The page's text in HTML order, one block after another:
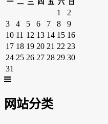
一 二 三 四 五 六 日
1
2
3
4 5 6 7 8
9
10 11 12 13 14 15 16
17 18 19 20 21 22 23
24 25 26 27 28 29 30
31
网站分类